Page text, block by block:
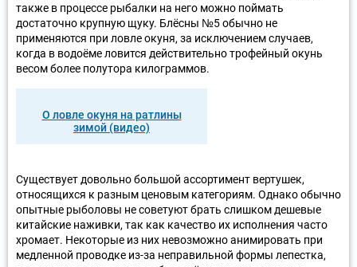
также в процессе рыбалки на него можно поймать
достаточно крупную щуку. Блёсны №5 обычно не
применяются при ловле окуня, за исключением случаев,
когда в водоёме ловится действительно трофейный окунь
весом более полутора килограммов.
О ловле окуня на ратлины
зимой (видео)
Существует довольно большой ассортимент вертушек,
относящихся к разным ценовым категориям. Однако обычно
опытные рыболовы не советуют брать слишком дешевые
китайские наживки, так как качество их исполнения часто
хромает. Некоторые из них невозможно анимировать при
медленной проводке из-за неправильной формы лепестка,